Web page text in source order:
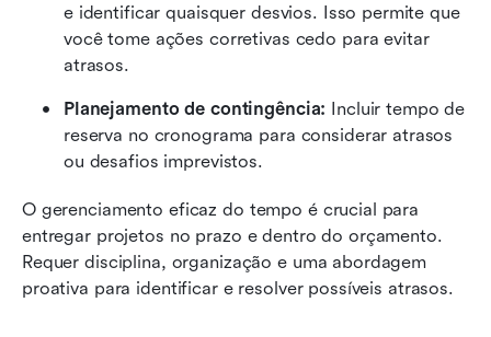
e identificar quaisquer desvios. Isso permite que
você tome ações corretivas cedo para evitar
atrasos.
Planejamento de contingência: Incluir tempo de
reserva no cronograma para considerar atrasos
ou desafios imprevistos.
O gerenciamento eficaz do tempo é crucial para
entregar projetos no prazo e dentro do orçamento.
Requer disciplina, organização e uma abordagem
proativa para identificar e resolver possíveis atrasos.